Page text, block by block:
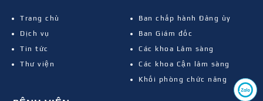
Trang chủ
Dịch vụ
Tin tức
Thư viện
Ban chấp hành Đảng ủy
Ban Giám đốc
Các khoa Lâm sàng
Các khoa Cận lâm sàng
Khối phòng chức năng